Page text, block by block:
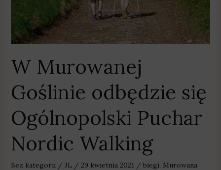
W Murowanej
Goślinie odbędzie się
Ogólnopolski Puchar
Nordic Walking
Bez kategorii/ JL / 29 kwietnia 2021 / biegi, Murowana
Nordic
Walking